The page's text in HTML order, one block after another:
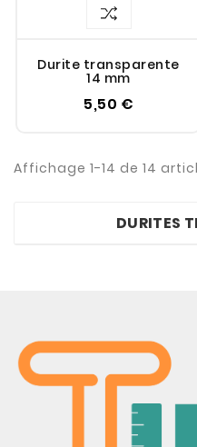
Durite transparente
14 mm
5,50 €
Affichage 1-14 de 14
DURITES